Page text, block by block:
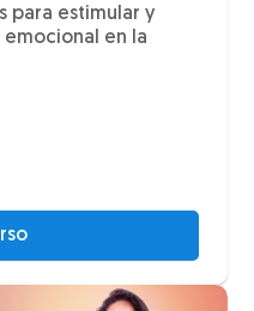
para estimular y
en la